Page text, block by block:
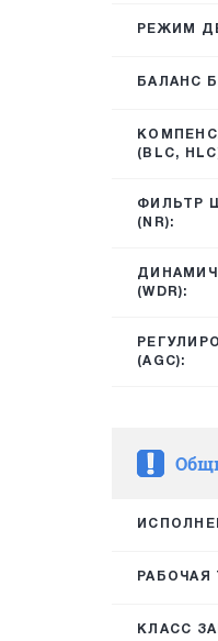
РЕЖИМ
БАЛАНС
(BLC,
ФИЛЬТР
(NR):
(WDR):
(AGC):
РАБОЧАЯ
КЛАСС